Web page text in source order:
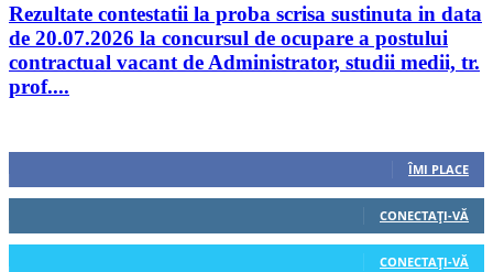
Rezultate contestatii la proba scrisa sustinuta in data
de 20.07.2026 la concursul de ocupare a postului
contractual vacant de Administrator, studii medii, tr.
prof....
ÎMI PLACE
CONECTAȚI-VĂ
CONECTAȚI-VĂ